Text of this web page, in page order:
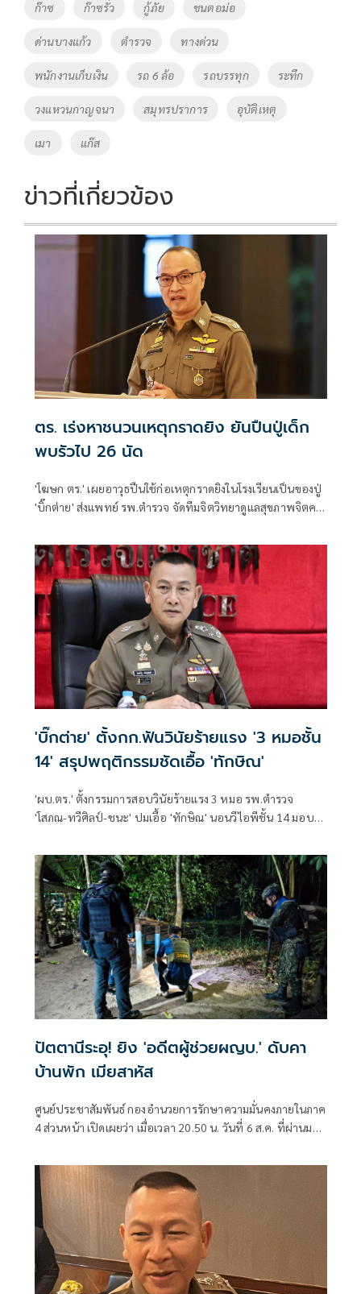
k
n
k
Tags
ก๊าซ ก๊าซรั่ว กู้ภัย ชนตอม่อ
ด่านบางแก้ว ตำรวจ ทางด่วน
พนักงานเก็บเงิน รถ 6 ล้อ รถบรรทุก ระทึก
วงแหวนกาญจนา สมุทรปราการ อุบัติเหตุ
เมา แก๊ส
ข่าวที่เกี่ยวข้อง
ตร. เร่งหาชนวนเหตุกราดยิง ยันปืนปู่เด็ก
พบรัวไป 26 นัด
'โฆษก ตร.' เผยอาวุธปืนใช้ก่อเหตุกราดยิงในโรงเรียนเป็นของปู่
'บิ๊กต่าย' ส่งแพทย์ รพ.ตำรวจ จัดทีมจิตวิทยาดูแลสุขภาพจิตครู
'บิ๊กต่าย' ตั้งกก.ฟันวินัยร้ายแรง '3 หมอชั้น
14' สรุปพฤติกรรมชัดเอื้อ 'ทักษิณ'
'ผบ.ตร.' ตั้งกรรมการสอบวินัยร้ายแรง 3 หมอ รพ.ตำรวจ
'โสภณ-ทวีศิลป์-ชนะ' ปมเอื้อ 'ทักษิณ' นอนวีไอพีชั้น 14 มอบ
ปัตตานีระอุ! ยิง 'อดีตผู้ช่วยผญบ.' ดับคา
บ้านพัก เมียสาหัส
ศูนย์ประชาสัมพันธ์ กองอำนวยการรักษาความมั่นคงภายในภาค
4 ส่วนหน้า เปิดเผยว่า เมื่อเวลา 20.50 น. วันที่ 6 ส.ค. ที่ผ่านมา
อาแว อดีตผู้ช่วยผู้ใหญ่บ้านหมู่ที่ 5